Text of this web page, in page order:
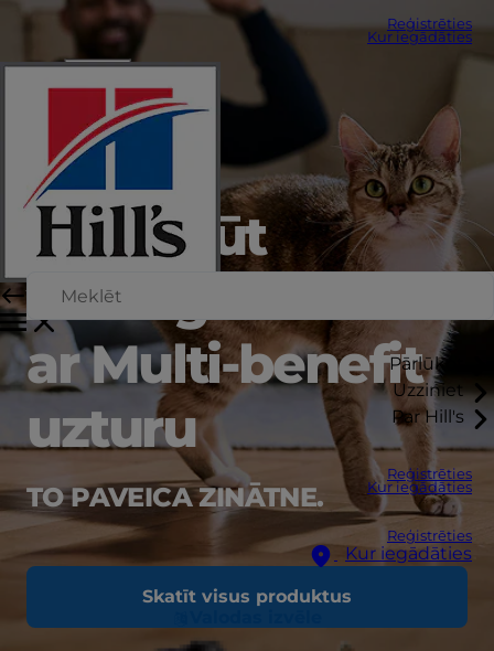
Reģistrēties
Kur iegādāties
Pārlūkot
Uzziniet
Par Hill's
Reģistrēties
Kur iegādāties
Reģistrēties
Kur iegādāties
viegli būt
veselīgam
ar Multi-benefit
uzturu
TO PAVEICA ZINĀTNE.
Skatīt visus produktus